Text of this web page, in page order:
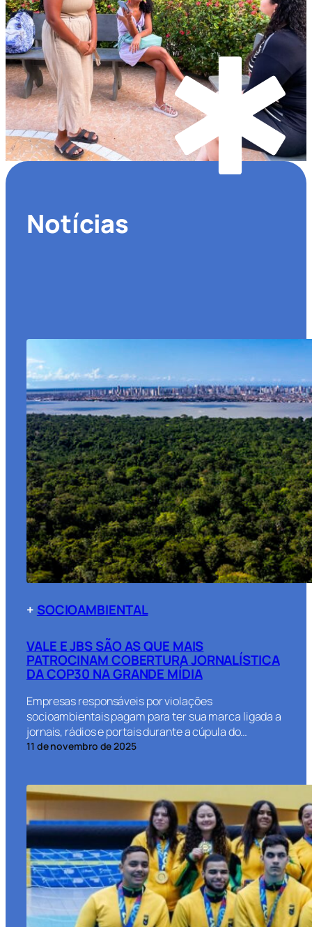
Notícias
+ SOCIOAMBIENTAL
VALE E JBS SÃO AS QUE MAIS
PATROCINAM COBERTURA JORNALÍSTICA
DA COP30 NA GRANDE MÍDIA
Empresas responsáveis por violações
socioambientais pagam para ter sua marca ligada a
jornais, rádios e portais durante a cúpula do…
11 de novembro de 2025